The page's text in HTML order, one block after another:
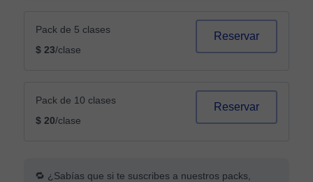
Pack de 5 clases
$ 23/clase
Reservar
Pack de 10 clases
$ 20/clase
Reservar
🔁 ¿Sabías que si te suscribes a nuestros packs,